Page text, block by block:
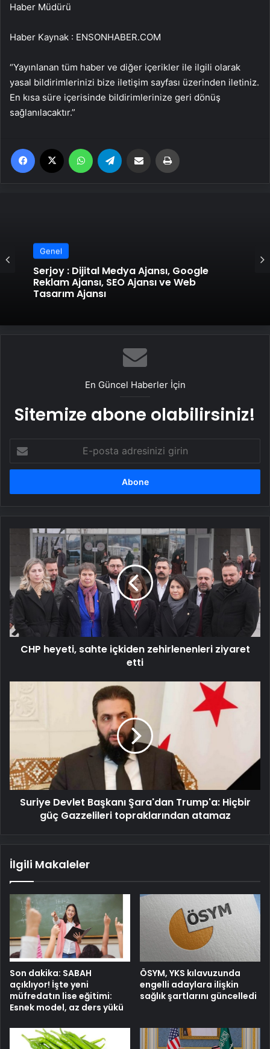
Haber Müdürü
Haber Kaynak : ENSONHABER.COM
“Yayınlanan tüm haber ve diğer içerikler ile ilgili olarak
yasal bildirimlerinizi bize iletişim sayfası üzerinden iletiniz.
En kısa süre içerisinde bildirimlerinize geri dönüş
sağlanılacaktır.”
Facebook WhatsApp Email'den paylaş
Genel
Serjoy : Dijital Medya Ajansı, Google
Reklam Ajansı, SEO Ajansı ve Web
Tasarım Ajansı
En Güncel Haberler İçin
Sitemize abone olabilirsiniz!
posta
adresinizi
sahte
içkiden
zehirlenenleri
ziyaret
etti
CHP heyeti, sahte içkiden zehirlenenleri ziyaret
etti
Devlet
Başkanı
güç
Gazzelileri
topraklarından
atamaz
Suriye Devlet Başkanı Şara'dan Trump'a: Hiçbir
güç Gazzelileri topraklarından atamaz
İlgili Makaleler
Son dakika: SABAH
açıklıyor! İşte yeni
müfredatın lise eğitimi:
Esnek model, az ders yükü
ÖSYM, YKS kılavuzunda
engelli adaylara ilişkin
sağlık şartlarını güncelledi